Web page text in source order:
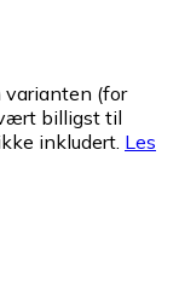
varianten (for
billigst til
inkludert. Les